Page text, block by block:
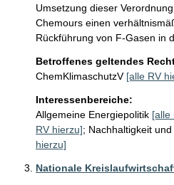
Umsetzung dieser
Chemours einen
Rückführung von F-Gasen in
Betroffenes geltendes
ChemKlimaschutzV [alle RV
Interessenbereiche:
Allgemeine Energiepolitik [alle
RV hierzu]; Nachhaltigkeit
hierzu]
Nationale